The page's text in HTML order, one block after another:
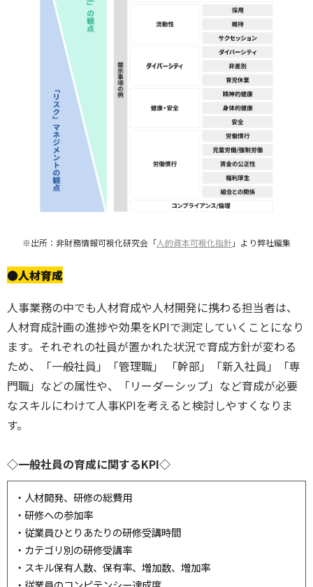
※出所：非財務情報可視化研究会「人的資本可視化指針」より弊社編集
●人材育成
人事業務の中でも人材育成や人材開発に携わる担当者は、
人材育成計画の進捗や効果をKPIで測定していくことになり
ます。それぞれの社員が置かれた状況で育成方針が変わる
ため、「一般社員」「管理職」 「幹部」「新入社員」「専
門職」などの属性や、「リーダーシップ」など育成が必要
なスキルにわけて人事KPIを考えると検討しやすくなりま
す。
◇一般社員の育成に関するKPI◇
・人材開発、研修の総費用
・研修への参加率
・従業員ひとりあたりの研修受講時間
・カテゴリ別の研修受講率
・スキル保有人数、保有率、増加数、増加率